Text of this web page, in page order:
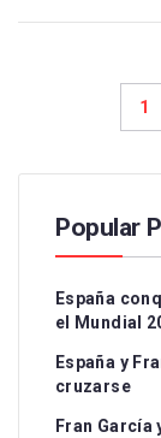
1
Popular
España
el Mundial
España y
cruzarse
Fran García